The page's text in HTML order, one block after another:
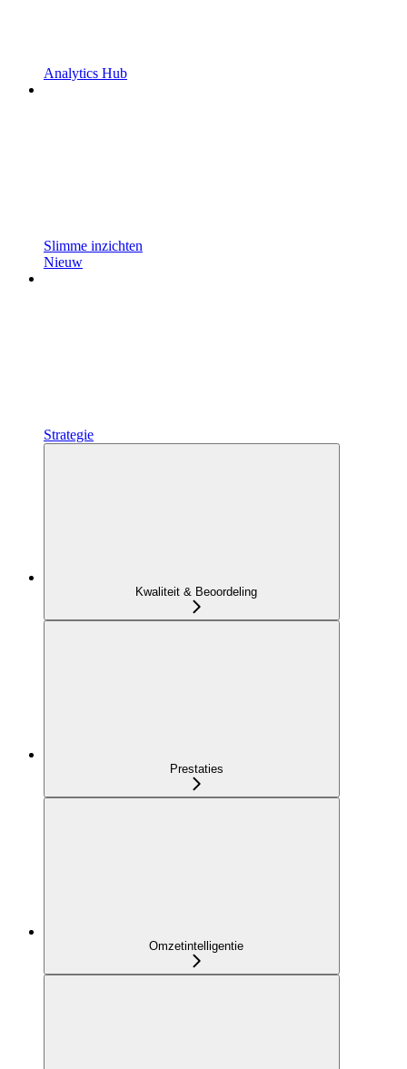
Analytics Hub
Slimme inzichten
Nieuw
Strategie
Kwaliteit & Beoordeling
Prestaties
Omzetintelligentie